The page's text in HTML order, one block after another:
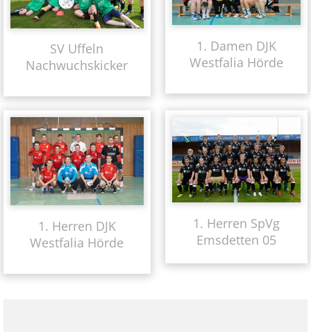
SV Uffeln
Nachwuchskicker
1. Damen DJK
Westfalia Hörde
1. Herren DJK
Westfalia Hörde
1. Herren SpVg
Emsdetten 05